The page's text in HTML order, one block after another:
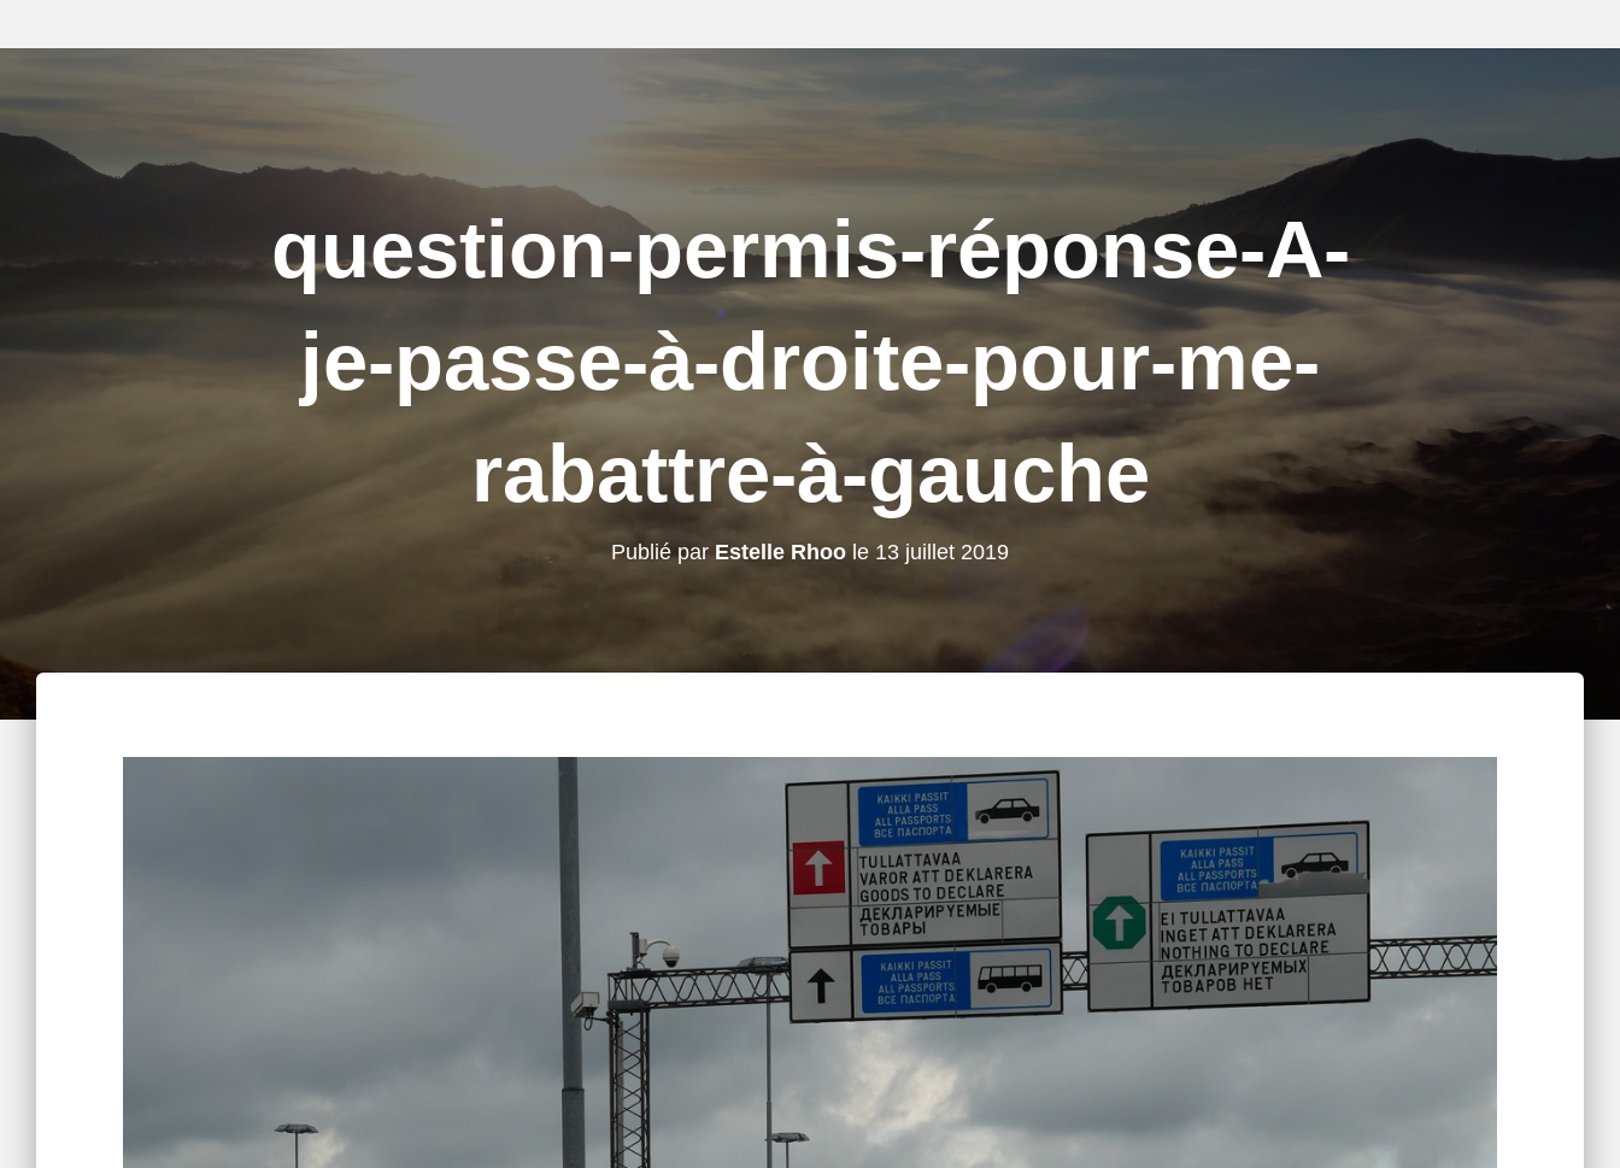
question-permis-réponse-A-
je-passe-à-droite-pour-me-
rabattre-à-gauche
Publié par Estelle Rhoo le 13 juillet 2019